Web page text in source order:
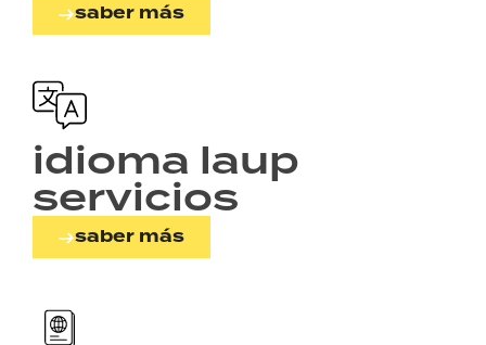
saber más
idioma laup
servicios
saber más